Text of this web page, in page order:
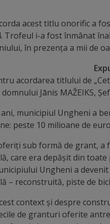
acest titlu onorific a
Trofeul i-a fost înmânat
în prezența a mii de
acordarea titlului de
domnului Jānis MAŽEIKS,
municipiul Ungheni a
peste 10 milioane de
sub formă de grant, a
care era depășit din
Ungheni a
– reconstruită, piste de
context și despre
de granturi oferite